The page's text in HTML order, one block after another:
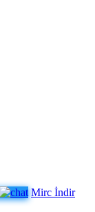
Mirc İndir